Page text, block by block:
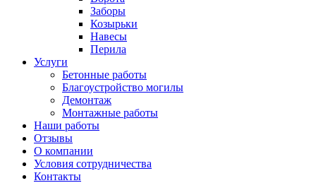
Заборы
Козырьки
Навесы
Перила
Услуги
Бетонные работы
Благоустройство могилы
Демонтаж
Монтажные работы
Наши работы
Отзывы
О компании
Условия сотрудничества
Контакты